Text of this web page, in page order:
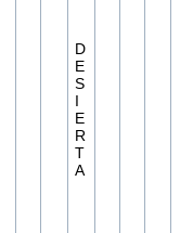
D
E
S
I
E
R
T
A